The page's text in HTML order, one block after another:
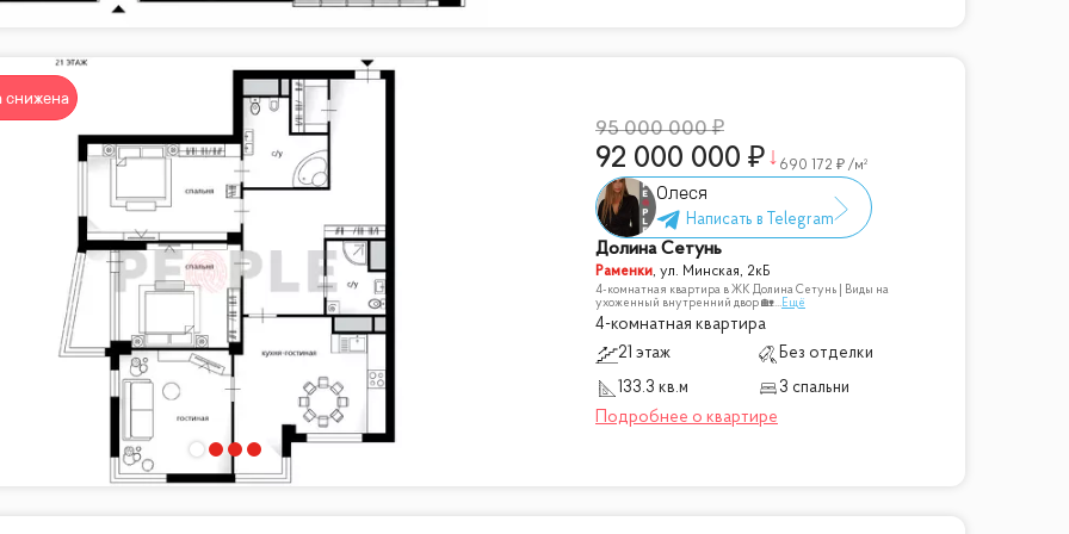
снижена
95 000 000
92 000 000 690 172 /м²
Олеся
Долина Сетунь
Раменки, ул. Минская, 2кБ
4-комнатная квартира в ЖК Долина Сетунь | Виды на
ухоженный внутренний двор 🏡...Ещё
4-комнатная квартира
21 этаж
Без отделки
133.3 кв.м
3 спальни